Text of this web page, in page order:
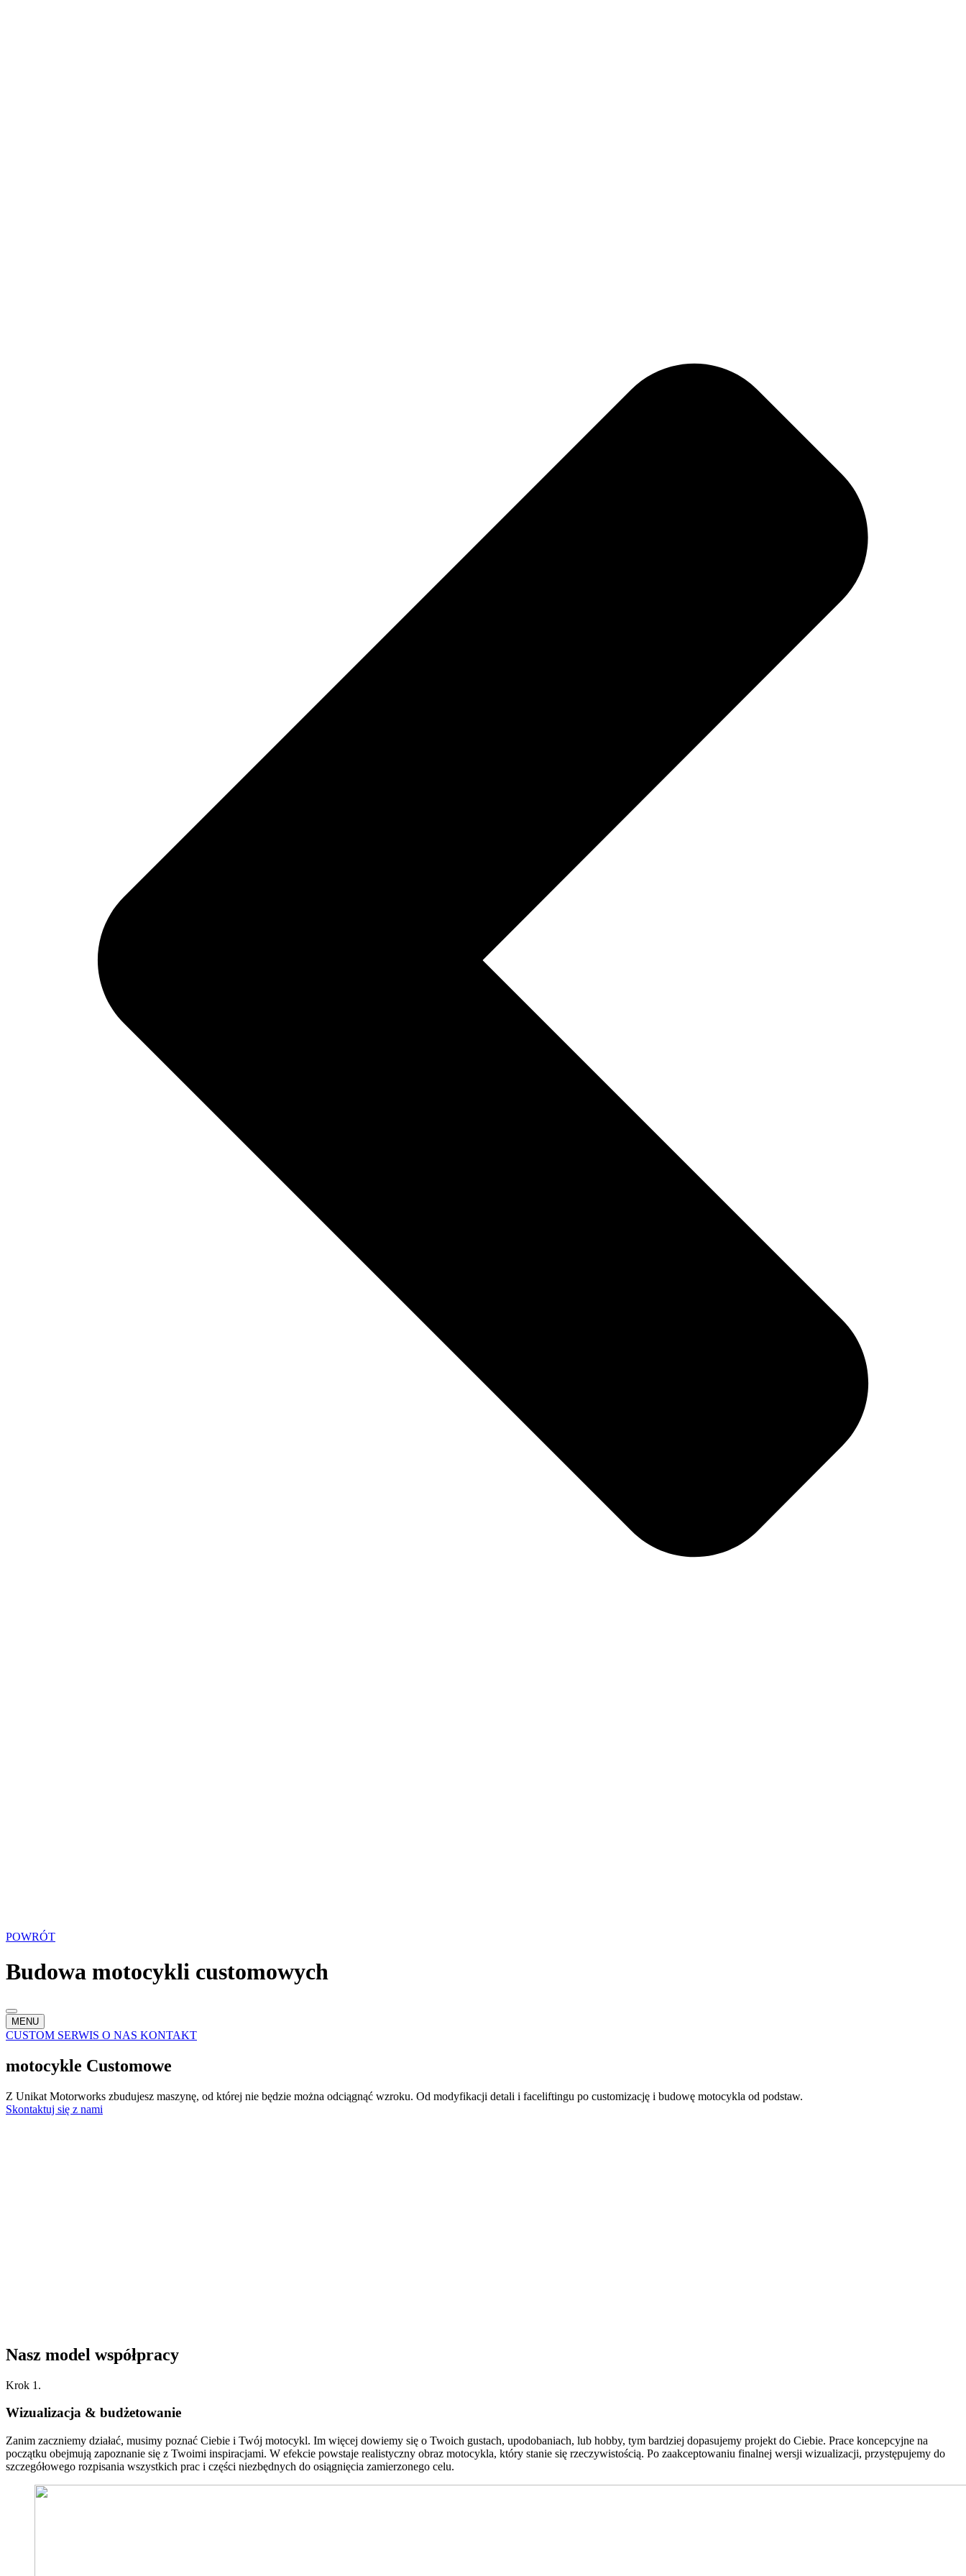
POWRÓT
Budowa motocykli customowych
MENU
CUSTOM SERWIS O NAS KONTAKT
motocykle Customowe
Z Unikat Motorworks zbudujesz maszynę, od której nie będzie można odciągnąć wzroku. Od modyfikacji detali i faceliftingu po customizację i budowę motocykla od podstaw.
Skontaktuj się z nami
Nasz model współpracy
Krok 1.
Wizualizacja & budżetowanie
Zanim zaczniemy działać, musimy poznać Ciebie i Twój motocykl. Im więcej dowiemy się o Twoich gustach, upodobaniach, lub hobby, tym bardziej dopasujemy projekt do Ciebie. Prace koncepcyjne na
początku obejmują zapoznanie się z Twoimi inspiracjami. W efekcie powstaje realistyczny obraz motocykla, który stanie się rzeczywistością. Po zaakceptowaniu finalnej wersji wizualizacji, przystępujemy do
szczegółowego rozpisania wszystkich prac i części niezbędnych do osiągnięcia zamierzonego celu.